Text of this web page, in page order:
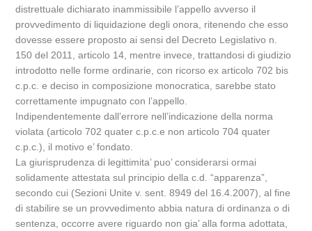
distrettuale dichiarato inammissibile l’appello avverso il
provvedimento di liquidazione degli onora, ritenendo che esso
dovesse essere proposto ai sensi del Decreto Legislativo n.
150 del 2011, articolo 14, mentre invece, trattandosi di giudizio
introdotto nelle forme ordinarie, con ricorso ex articolo 702 bis
c.p.c. e deciso in composizione monocratica, sarebbe stato
correttamente impugnato con l’appello.
Indipendentemente dall’errore nell’indicazione della norma
violata (articolo 702 quater c.p.c.e non articolo 704 quater
c.p.c.), il motivo e’ fondato.
La giurisprudenza di legittimita’ puo’ considerarsi ormai
solidamente attestata sul principio della c.d. “apparenza”,
secondo cui (Sezioni Unite v. sent. 8949 del 16.4.2007), al fine
di stabilire se un provvedimento abbia natura di ordinanza o di
sentenza, occorre avere riguardo non gia’ alla forma adottata,